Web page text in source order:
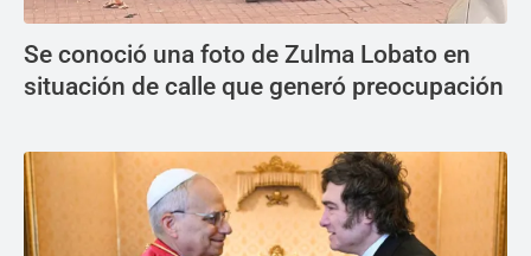
Se conoció una foto de Zulma Lobato en
situación de calle que generó preocupación